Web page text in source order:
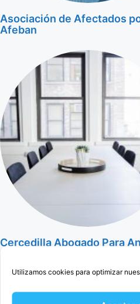
Utilizamos cookies para optimizar
Asociación de Afectados
Afeban
Cercedilla Abogado Para